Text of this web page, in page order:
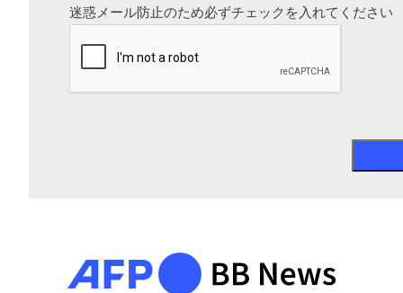
迷惑メール防止のため必ずチェックを入れてください